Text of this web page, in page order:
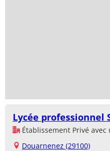
Lycée professionnel
Établissement Privé
Douarnenez (29100)